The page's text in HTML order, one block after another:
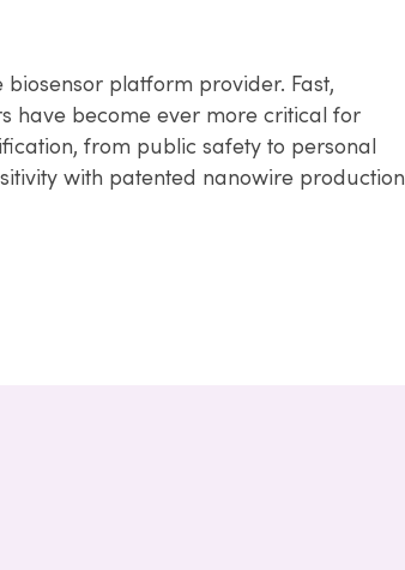
platform provider. Fast,
have become ever more critical for
from public safety to personal
with patented nanowire production